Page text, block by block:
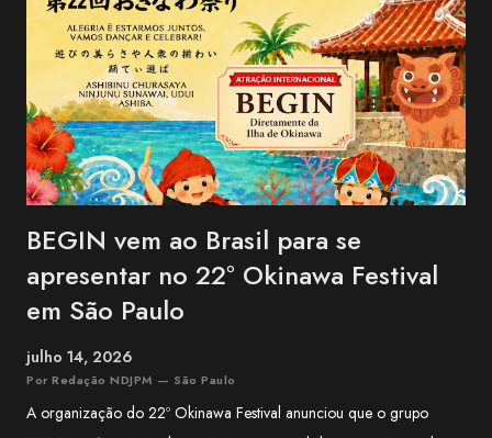
BEGIN vem ao Brasil para se
apresentar no 22º Okinawa Festival
em São Paulo
julho 14, 2026
Por Redação NDJPM — São Paulo
A organização do 22º Okinawa Festival anunciou que o grupo